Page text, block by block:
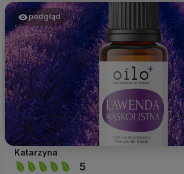
podgląd
Katarzyna
5